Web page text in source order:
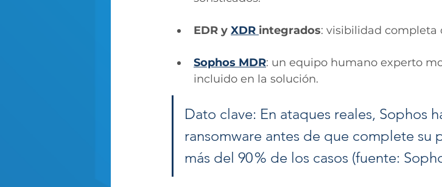
EDR y XDR integrados: visibilidad completa
Sophos MDR: un equipo humano experto
incluido en la solución.
Dato clave: En ataques reales, Sophos
ransomware antes de que complete su
más del 90 % de los casos (fuente: